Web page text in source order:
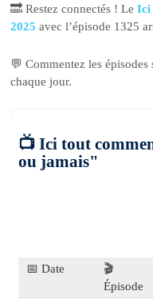
🔜 Restez connectés ! LeIci
2025 avec l’épisode 1325
💬 Commentez les
chaque jour.
📺 Ici tout
ou jamais"
📅 Date
🎬
Épisode